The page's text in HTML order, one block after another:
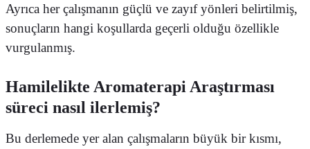
Ayrıca her çalışmanın güçlü ve zayıf yönleri belirtilmiş,
sonuçların hangi koşullarda geçerli olduğu özellikle
vurgulanmış.
Hamilelikte Aromaterapi Araştırması
süreci nasıl ilerlemiş?
Bu derlemede yer alan çalışmaların büyük bir kısmı,